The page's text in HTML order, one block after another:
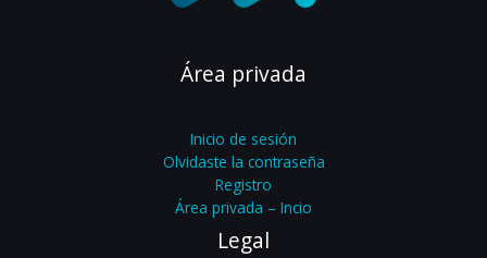
Área privada
Inicio de sesión
Olvidaste la contraseña
Registro
Área privada – Incio
Legal